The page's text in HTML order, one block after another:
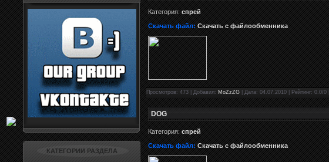
КАТЕГОРИИ РАЗДЕЛА
Категория:спрей
Скачать файл: Скачать с файлообменника
Просмотров: 473 | Добавил: MoZzZG | Дата: 04.07.2010 | Рейтинг: 0.0/0 |
DOG
Категория:спрей
Скачать файл: Скачать с файлообменника